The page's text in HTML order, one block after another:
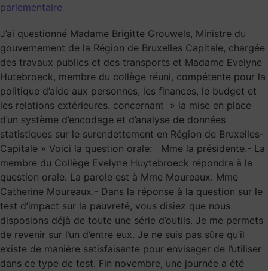
parlementaire
J’ai questionné Madame Brigitte Grouwels, Ministre du
gouvernement de la Région de Bruxelles Capitale, chargée
des travaux publics et des transports et Madame Evelyne
Hutebroeck, membre du collège réuni, compétente pour la
politique d’aide aux personnes, les finances, le budget et
les relations extérieures. concernant » la mise en place
d’un système d’encodage et d’analyse de données
statistiques sur le surendettement en Région de Bruxelles-
Capitale » Voici la question orale: Mme la présidente.- La
membre du Collège Evelyne Huytebroeck répondra à la
question orale. La parole est à Mme Moureaux. Mme
Catherine Moureaux.- Dans la réponse à la question sur le
test d’impact sur la pauvreté, vous disiez que nous
disposions déjà de toute une série d’outils. Je me permets
de revenir sur l’un d’entre eux. Je ne suis pas sûre qu’il
existe de manière satisfaisante pour envisager de l’utiliser
dans ce type de test. Fin novembre, une journée a été